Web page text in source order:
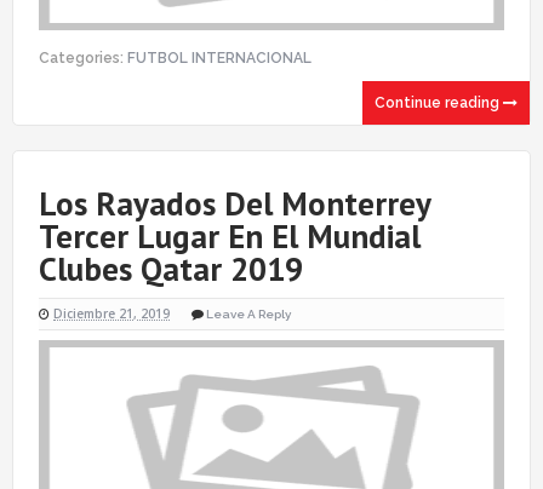
Categories: FUTBOL INTERNACIONAL
Continue reading
Los Rayados Del Monterrey
Tercer Lugar En El Mundial
Clubes Qatar 2019
Diciembre 21, 2019 Leave A Reply